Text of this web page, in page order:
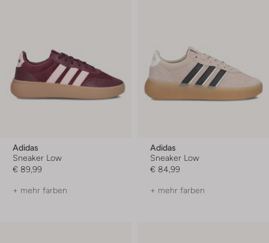
Adidas
Sneaker Low
€ 89,99
+ mehr farben
Adidas
Sneaker Low
€ 84,99
+ mehr farben